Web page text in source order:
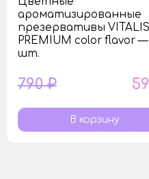
ароматизированные
презервативы VITALIS
PREMIUM color flavor —
шт.
790 ₽